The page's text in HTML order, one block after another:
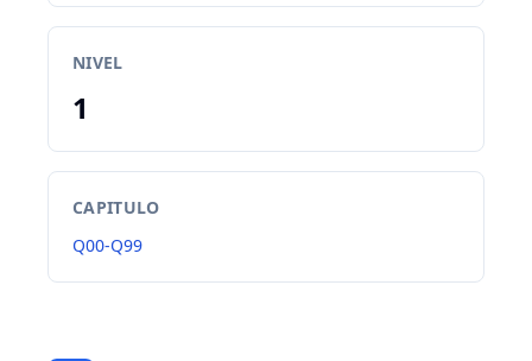
NIVEL
1
CAPITULO
Q00-Q99